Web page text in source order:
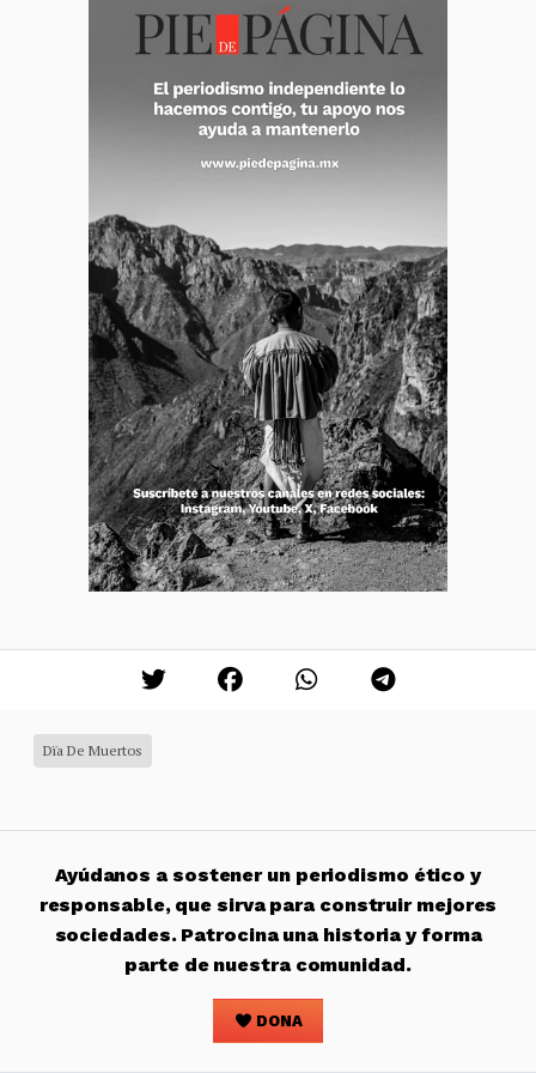
Dïa De Muertos
Ayúdanos a sostener un periodismo ético y
responsable, que sirva para construir mejores
sociedades. Patrocina una historia y forma
parte de nuestra comunidad.
DONA